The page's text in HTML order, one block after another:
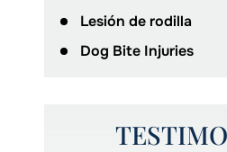
Lesión de rodilla
Dog Bite Injuries